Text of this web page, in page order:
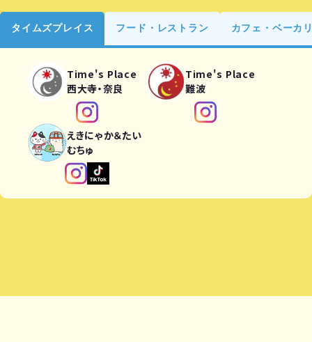
タイムズプレイス フード・レストラン カフェ・ベーカ
Time's Place
西大寺・奈良
Time's Place
難波
えきにゃか＆たい
むちゅ